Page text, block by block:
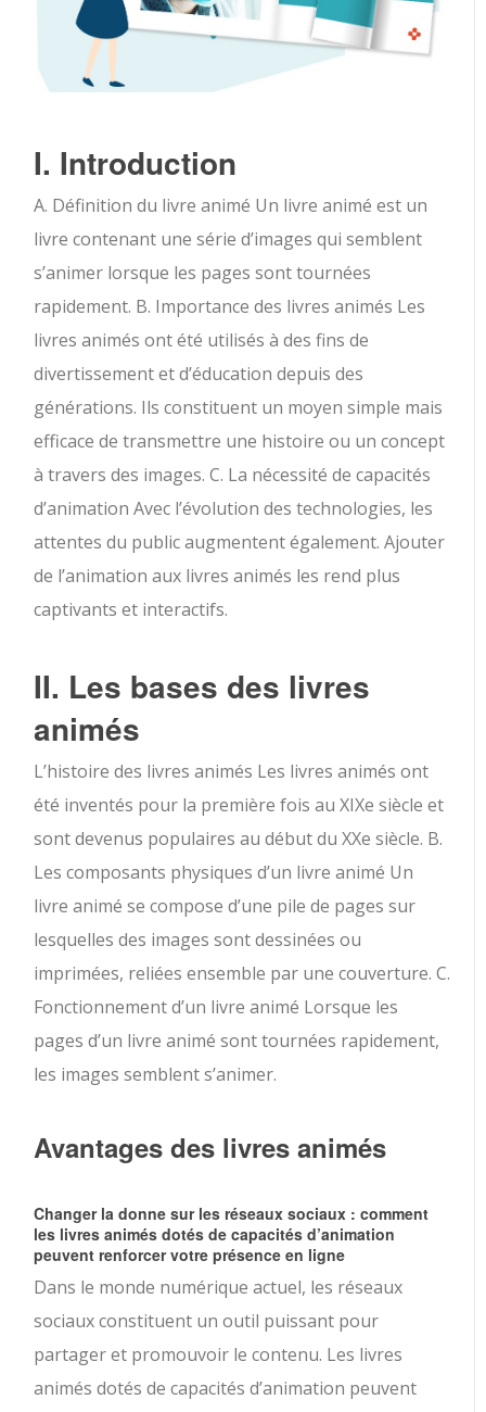
I. Introduction
A. Définition du livre animé Un livre animé est un
livre contenant une série d’images qui semblent
s’animer lorsque les pages sont tournées
rapidement. B. Importance des livres animés Les
livres animés ont été utilisés à des fins de
divertissement et d’éducation depuis des
générations. Ils constituent un moyen simple mais
efficace de transmettre une histoire ou un concept
à travers des images. C. La nécessité de capacités
d’animation Avec l’évolution des technologies, les
attentes du public augmentent également. Ajouter
de l’animation aux livres animés les rend plus
captivants et interactifs.
II. Les bases des livres
animés
L’histoire des livres animés Les livres animés ont
été inventés pour la première fois au XIXe siècle et
sont devenus populaires au début du XXe siècle. B.
Les composants physiques d’un livre animé Un
livre animé se compose d’une pile de pages sur
lesquelles des images sont dessinées ou
imprimées, reliées ensemble par une couverture. C.
Fonctionnement d’un livre animé Lorsque les
pages d’un livre animé sont tournées rapidement,
les images semblent s’animer.
Avantages des livres animés
Changer la donne sur les réseaux sociaux : comment
les livres animés dotés de capacités d’animation
peuvent renforcer votre présence en ligne
Dans le monde numérique actuel, les réseaux
sociaux constituent un outil puissant pour
partager et promouvoir le contenu. Les livres
animés dotés de capacités d’animation peuvent